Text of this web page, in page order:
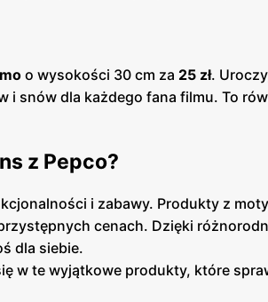
o wysokości 30 cm za 25 zł.
snów dla każdego fana filmu. To
z Pepco?
i zabawy. Produkty z
cenach. Dzięki
dla siebie.
w te wyjątkowe produkty, które